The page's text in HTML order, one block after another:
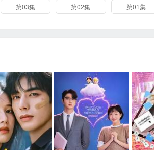
第03集 第02集 第01集